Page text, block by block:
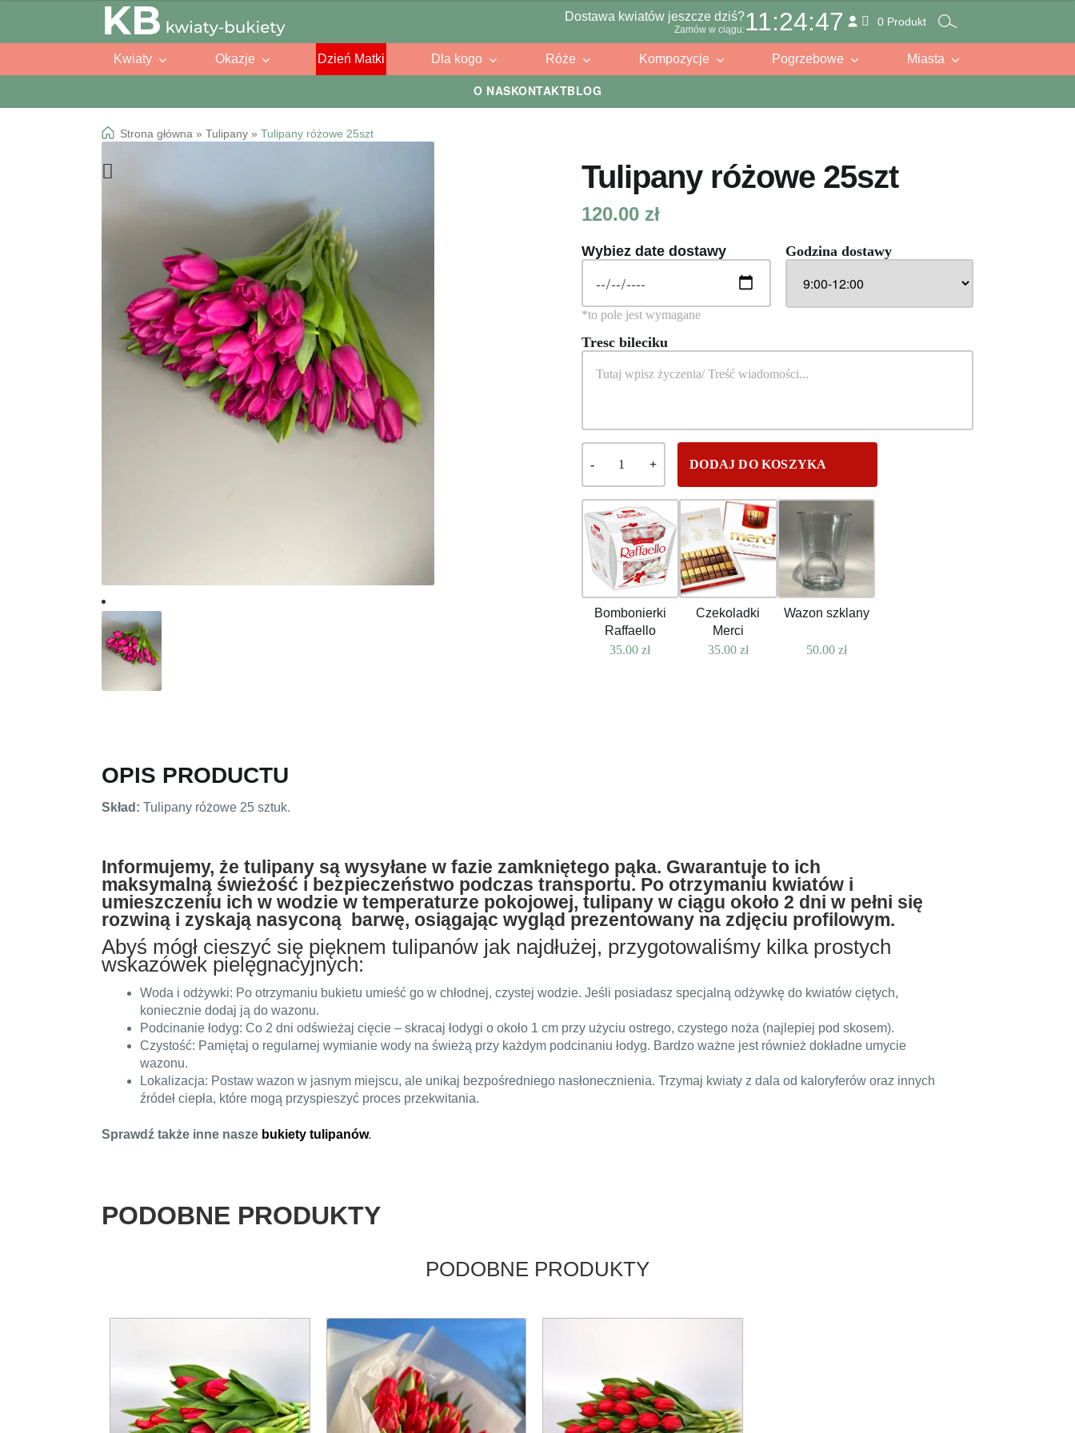
O NASKONTAKTBLOG
Przejdź
do
Przejdź
do
Dostawa kwiatów jeszcze dziś?
Zamów w ciągu:11:24:46 0 Produkt
Kwiaty Okazje Dzień Matki Dla kogo Róże Kompozycje Pogrzebowe Miasta
Strona główna » Tulipany » Tulipany różowe 25szt
Tulipany różowe 25szt
120.00 zł
Wybiez date dostawy Godzina dostawy
Tresc bileciku
DODAJ DO KOSZYKA
Bombonierki
Raffaello
35.00zł
Czekoladki
Merci
35.00 zł
Wazon szklany
50.00 zł
OPIS PRODUCTU
Skład: Tulipany różowe 25 sztuk.
Informujemy, że tulipany są wysyłane w fazie zamkniętego pąka. Gwarantuje to ich
maksymalną świeżość i bezpieczeństwo podczas transportu. Po otrzymaniu kwiatów i
umieszczeniu ich w wodzie w temperaturze pokojowej, tulipany w ciągu około 2 dni w pełni się
rozwiną i zyskają nasyconą barwę, osiągając wygląd prezentowany na zdjęciu profilowym.
Abyś mógł cieszyć się pięknem tulipanów jak najdłużej, przygotowaliśmy kilka prostych
wskazówek pielęgnacyjnych:
Woda i odżywki: Po otrzymaniu bukietu umieść go w chłodnej, czystej wodzie. Jeśli posiadasz specjalną odżywkę do kwiatów ciętych,
koniecznie dodaj ją do wazonu.
Podcinanie łodyg: Co 2 dni odświeżaj cięcie – skracaj łodygi o około 1 cm przy użyciu ostrego, czystego noża (najlepiej pod skosem).
Czystość: Pamiętaj o regularnej wymianie wody na świeżą przy każdym podcinaniu łodyg. Bardzo ważne jest również dokładne umycie
wazonu.
Lokalizacja: Postaw wazon w jasnym miejscu, ale unikaj bezpośredniego nasłonecznienia. Trzymaj kwiaty z dala od kaloryferów oraz innych
źródeł ciepła, które mogą przyspieszyć proces przekwitania.
Sprawdź także inne nasze bukiety tulipanów.
PODOBNE PRODUKTY
PODOBNE PRODUKTY
Ten
produkt
ma
wiele
wariantów.
Opcje